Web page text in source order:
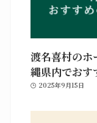
渡名喜村のホ
縄県内でおす
2025年9月15日